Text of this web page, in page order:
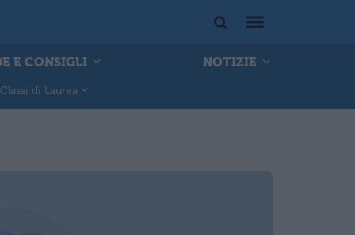
E CONSIGLI NOTIZIE
Classi di Laurea